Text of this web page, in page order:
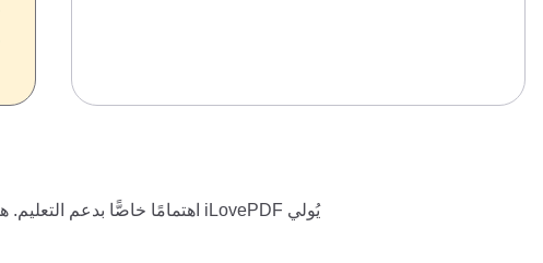
يُولي iLovePDF اهتمامًا خاصًّا بدعم التعليم. هل أنت طالب أو من العاملين في المجال الأكاديمي؟